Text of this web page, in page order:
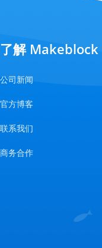
了解 Makeblock
公司新闻
官方博客
联系我们
商务合作